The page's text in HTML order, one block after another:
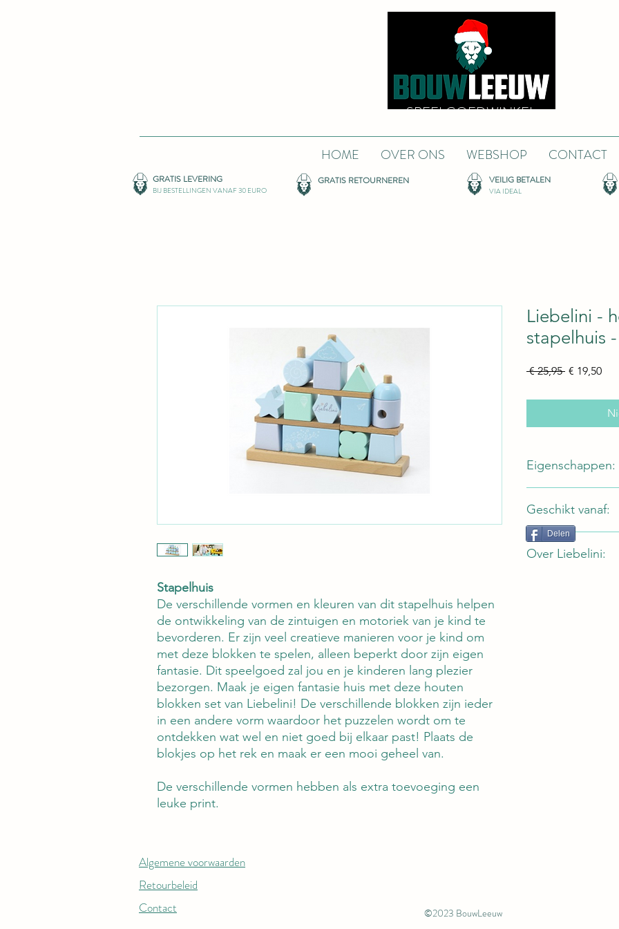
HOME OVER ONS WEBSHOP CONTACT
VEILIG BETALEN
VIA IDEAL
GRATIS RETOURNEREN
GRATIS LEVERING
BIJ BESTELLINGEN VANAF 30 EURO
SPEELGOEDWINKEL
Stapelhuis
De verschillende vormen en kleuren van dit stapelhuis helpen
de ontwikkeling van de zintuigen en motoriek van je kind te
bevorderen. Er zijn veel creatieve manieren voor je kind om
met deze blokken te spelen, alleen beperkt door zijn eigen
fantasie. Dit speelgoed zal jou en je kinderen lang plezier
bezorgen. Maak je eigen fantasie huis met deze houten
blokken set van Liebelini! De verschillende blokken zijn ieder
in een andere vorm waardoor het puzzelen wordt om te
ontdekken wat wel en niet goed bij elkaar past! Plaats de
blokjes op het rek en maak er een mooi geheel van.
De verschillende vormen hebben als extra toevoeging een
leuke print.
Liebelini -
stapelhuis
€ 25,95 Normale
€ 19,50
Eigenschappen:
Type: Stapelhuis
Kleur: blauw en
Gemaakt van
Geschikt vanaf:
18 maanden
Over Liebelini:
Delen
Algemene voorwaarden
Retourbeleid
©2023 BouwLeeuw
Contact